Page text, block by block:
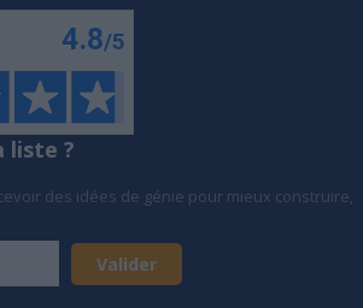
liste ?
des idées de génie pour mieux construire,